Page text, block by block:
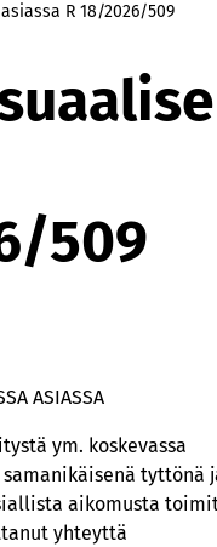
R 18/2026/509
509
ASIASSA
ym. koskevassa
tyttönä
aikomusta
yhteyttä